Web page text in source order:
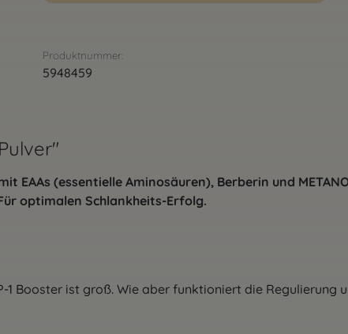
Produktnummer:
5948459
EAAs (essentielle Aminosäuren), Berberin und
optimalen Schlankheits-Erfolg.
1 Booster ist groß. Wie aber funktioniert die Regulierung